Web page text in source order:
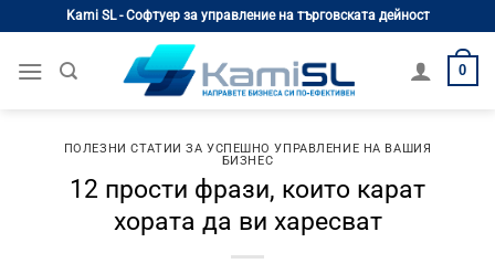
content
Kami SL - Софтуер за управление на търговската дейност
0
ПОЛЕЗНИ СТАТИИ ЗА УСПЕШНО УПРАВЛЕНИЕ НА ВАШИЯ
БИЗНЕС
12 прости фрази, които карат
хората да ви харесват